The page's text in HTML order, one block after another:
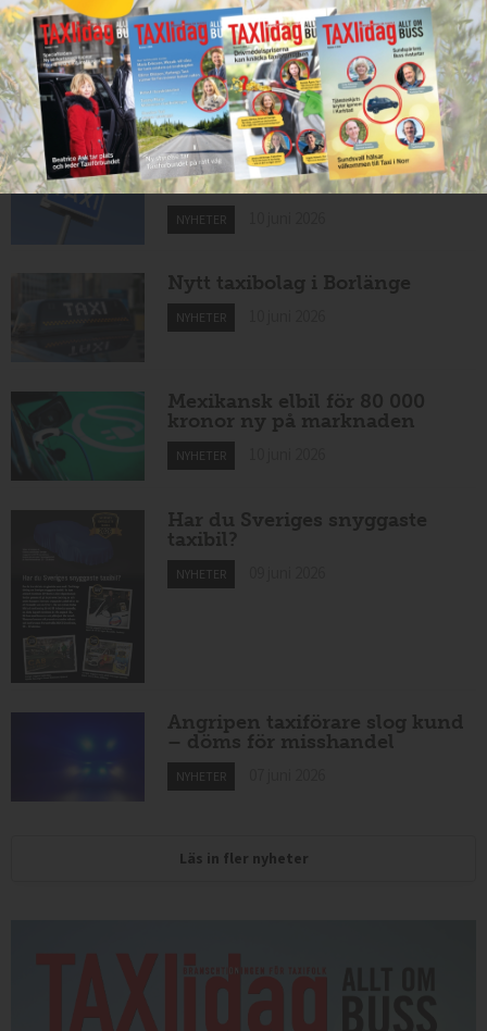
Nytt taxibolag i Borlänge
NYHETER 11 juni 2026
Taxibommar fick inte avsedd
effekt vid Lund C
NYHETER
Nytt taxibolag i Borlänge
NYHETER
Mexikansk elbil för 80 000
kronor ny på marknaden
NYHETER
Har du Sveriges snyggaste
taxibil?
NYHETER
Angripen taxiförare slog kund
– döms för misshandel
NYHETER
Läs in fler nyheter